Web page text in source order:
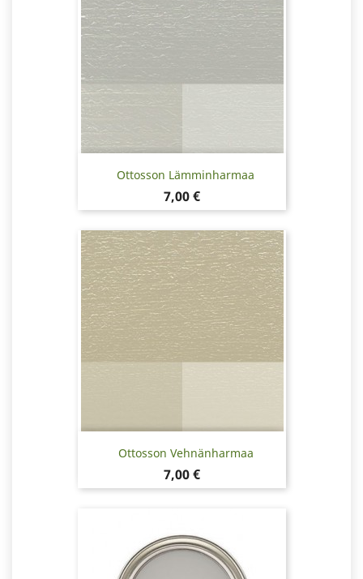
Ottosson Lämminharmaa
Hinta
7,00 €
Ottosson Vehnänharmaa
Hinta
7,00 €